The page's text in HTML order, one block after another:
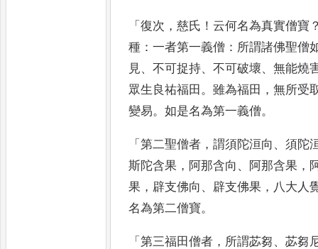
「復次 ，慈氏 ！ 云何名為真實僧寶
種 ：一者第一義僧 ： 所謂諸佛聖僧
見、不可捉持、不可破壞、無能燒
眾生良祐福田 。雖為福田 ，無所受
變易。如是名為第一義僧。
「第二聖僧者 ，謂須陀洹向 、須陀
斯陀含果 ， 阿那含向 、 阿那含果 ，
果 ， 辟支佛向 、 辟支佛果 ， 八大人
名為第二僧寶。
「第三福田僧者 ， 所謂苾芻 、苾芻